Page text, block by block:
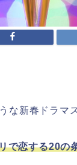
な新春ドラマ
で恋する20の